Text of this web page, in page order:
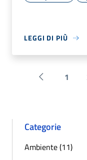
LEGGI DI PIÙ
Pagina 1
Categorie
Ambiente (11)